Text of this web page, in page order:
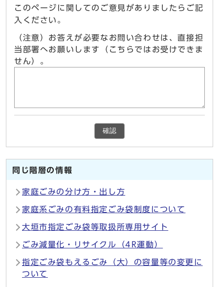
このページに関してのご意見がありましたらご記
入ください。
（注意）お答えが必要なお問い合わせは、直接担
当部署へお願いします（こちらではお受けできま
せん）。
確認
同じ階層の情報
家庭ごみの分け方・出し方
家庭系ごみの有料指定ごみ袋制度について
大垣市指定ごみ袋等取扱所専用サイト
ごみ減量化・リサイクル（4R運動）
指定ごみ袋もえるごみ（大）の容量等の変更に
ついて